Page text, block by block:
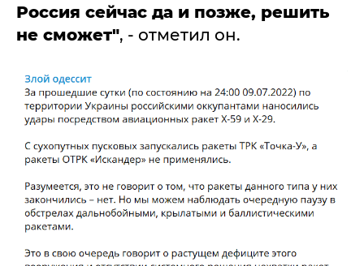
Россия сейчас да и позже, решить
не сможет", - отметил он.